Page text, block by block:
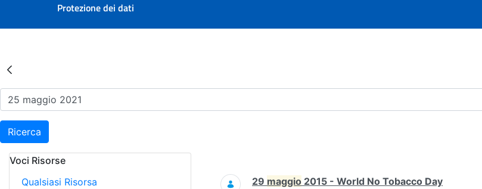
Protezione dei dati
Risultati della Ricerca - Eventi
Ricerca
Voci Risorse
Qualsiasi Risorsa
Ricerca
29 maggio 2015 - World No Tobacco Day